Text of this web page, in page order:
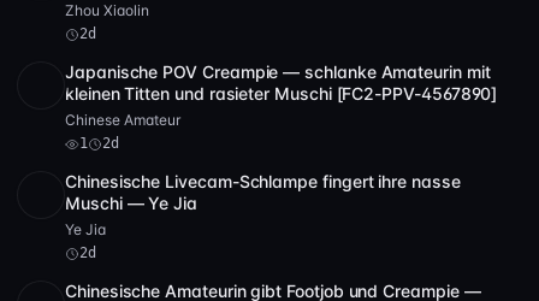
Zhou Xiaolin
2d
Full HD 1 27:29
Japanische POV Creampie — schlanke Amateurin mit
kleinen Titten und rasieter Muschi [FC2-PPV-4567890]
Chinese Amateur
1 2d
POST 1 Archiv
Chinesische Livecam-Schlampe fingert ihre nasse
Muschi — Ye Jia
Ye Jia
2d
Chinesische Amateurin gibt Footjob und Creampie —